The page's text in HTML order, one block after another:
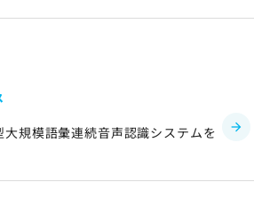
規模語彙連続音声認識システムを